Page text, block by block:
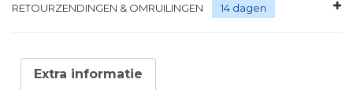
RETOURZENDINGEN & OMRUILINGEN 14 dagen
Extra informatie